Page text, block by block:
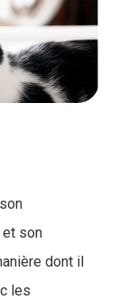
et son
dont il
les